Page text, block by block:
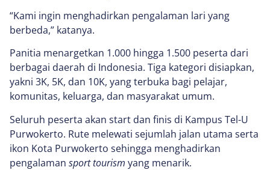
“Kami ingin menghadirkan pengalaman lari yang
berbeda,” katanya.
Panitia menargetkan 1.000 hingga 1.500 peserta dari
berbagai daerah di Indonesia. Tiga kategori disiapkan,
yakni 3K, 5K, dan 10K, yang terbuka bagi pelajar,
komunitas, keluarga, dan masyarakat umum.
Seluruh peserta akan start dan finis di Kampus Tel-U
Purwokerto. Rute melewati sejumlah jalan utama serta
ikon Kota Purwokerto sehingga menghadirkan
pengalaman sport tourism yang menarik.